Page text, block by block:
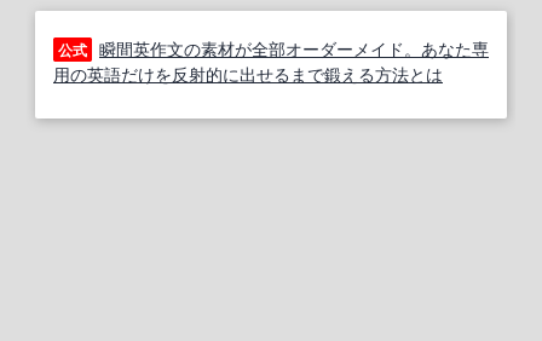
公式 瞬間英作文の素材が全部オーダーメイド。あなた専
用の英語だけを反射的に出せるまで鍛える方法とは